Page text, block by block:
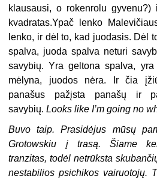
klausausi, o rokenrolu gyvenu?)
kvadratas.Ypač lenko
lenko, ir dėl to, kad juodasis. Dėl
spalva, juoda spalva neturi
savybių. Yra geltona spalva,
mėlyna, juodos nėra. Ir čia
panašus pažįsta panašų ir
savybių.Looks like I’m going no
Buvo taip. Prasidėjus mūsų
Grotowskiu į trasą. Šiame
tranzitas, todėl netrūksta
nestabilios psichikos vairuotojų.